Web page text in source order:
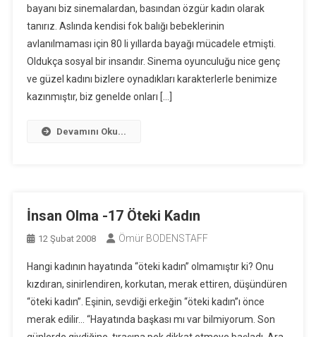
bayanı biz sinemalardan, basından özgür kadın olarak
tanırız. Aslında kendisi fok balığı bebeklerinin
avlanılmaması için 80 li yıllarda bayağı mücadele etmişti.
Oldukça sosyal bir insandır. Sinema oyunculuğu nice genç
ve güzel kadını bizlere oynadıkları karakterlerle benimize
kazınmıştır, biz genelde onları […]
Devamını Oku...
İnsan Olma -17 Öteki Kadın
12 Şubat 2008 Ömür BODENSTAFF
Hangi kadının hayatında “öteki kadın” olmamıştır ki? Onu
kızdıran, sinirlendiren, korkutan, merak ettiren, düşündüren
“öteki kadın”. Eşinin, sevdiği erkeğin “öteki kadın”ı önce
merak edilir… “Hayatında başkası mı var bilmiyorum. Son